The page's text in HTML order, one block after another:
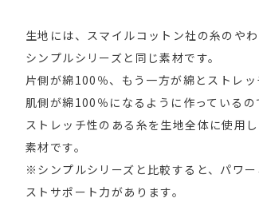
生地には、スマイルコットン社の糸のや
シンプルシリーズと同じ素材です。
片側が綿100％、もう一方が綿とストレッ
肌側が綿100％になるように作っているの
ストレッチ性のある糸を生地全体に使用
素材です。
※シンプルシリーズと比較すると、パワ
ストサポート力があります。